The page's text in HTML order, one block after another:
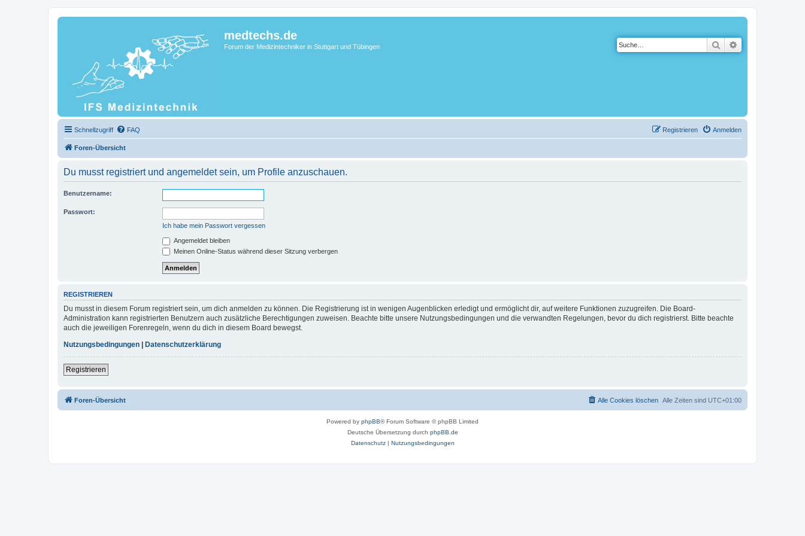
medtechs.de
Forum der Medizintechniker in Stuttgart und Tübingen Suche
Schnellzugriff FAQ Anmelden
Registrieren
Foren-Übersicht
Du musst registriert und angemeldet sein, um Profile anzuschauen.
Benutzername:
Passwort:
Ich habe mein Passwort vergessen
Angemeldet bleiben
Meinen Online-Status während dieser Sitzung verbergen
REGISTRIEREN
Du musst in diesem Forum registriert sein, um dich anmelden zu können. Die Registrierung ist in wenigen Augenblicken erledigt und ermöglicht dir, auf weitere Funktionen zuzugreifen. Die Board-
Administration kann registrierten Benutzern auch zusätzliche Berechtigungen zuweisen. Beachte bitte unsere Nutzungsbedingungen und die verwandten Regelungen, bevor du dich registrierst. Bitte beachte
auch die jeweiligen Forenregeln, wenn du dich in diesem Board bewegst.
Nutzungsbedingungen | Datenschutzerklärung
Registrieren
Foren-Übersicht Alle Zeiten sind UTC+01:00
Alle Cookies löschen
Powered by phpBB® Forum Software © phpBB Limited
Deutsche Übersetzung durch phpBB.de
Datenschutz| Nutzungsbedingungen